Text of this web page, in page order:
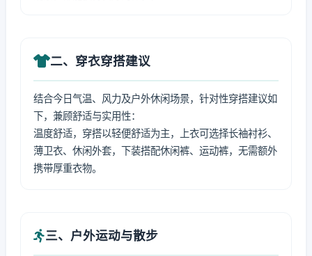
二、穿衣穿搭建议
结合今日气温、风力及户外休闲场景，针对性穿搭建议如
下，兼顾舒适与实用性：
温度舒适，穿搭以轻便舒适为主，上衣可选择长袖衬衫、
薄卫衣、休闲外套，下装搭配休闲裤、运动裤，无需额外
携带厚重衣物。
三、户外运动与散步